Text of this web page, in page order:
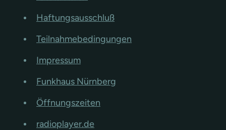
Haftungsausschluß
Teilnahmebedingungen
Impressum
Funkhaus Nürnberg
Öffnungszeiten
radioplayer.de